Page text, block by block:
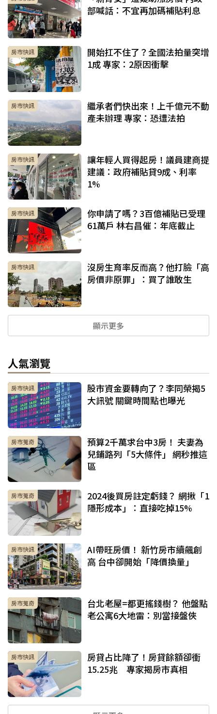
部喊話：不宜再加碼補貼利息
房市快訊
開始扛不住了？全國法拍量突增
1成 專家：2原因衝擊
房市快訊
繼承者們快出來！上千億元不動
產未辦理 專家：恐遭法拍
房市快訊
讓年輕人買得起房！議員建商提
建議：政府補貼貸9成、利率
1%
房市快訊
你申請了嗎？3百億補貼已受理
61萬戶 林右昌催：年底截止
房市快訊
沒房生育率反而高？他打臉「高
房價非原罪」：買了誰敢生
顯示更多
人氣瀏覽
房市快訊
股市資金要轉向了？李同榮揭5
大訊號 關鍵時間點也曝光
房市蒐奇
預算2千萬求台中3房！ 夫妻為
兒鋪路列「5大條件」 網秒推這
區
房市蒐奇
2024後買房註定虧錢？ 網揪「1
隱形成本」：直接吃掉15%
房市快訊
AI帶旺房價！ 新竹房市續飆創
高 台中卻開始「降價換量」
房市蒐奇
台北老屋=都更搖錢樹？ 他盤點
老公寓6大地雷：別當接盤俠
房市快訊
房貸占比降了！房貸餘額卻衝
15.25兆 專家揭房市真相